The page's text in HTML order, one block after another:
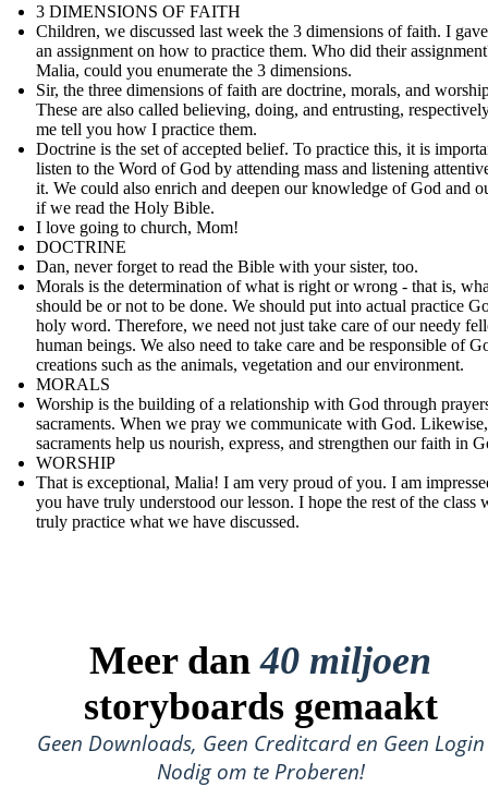
3 DIMENSIONS OF FAITH
Children, we discussed last week the 3 dimensions of faith. I
an assignment on how to practice them. Who did their
Malia, could you enumerate the 3 dimensions.
Sir, the three dimensions of faith are doctrine, morals, and
These are also called believing, doing, and entrusting,
me tell you how I practice them.
Doctrine is the set of accepted belief. To practice this, it is
listen to the Word of God by attending mass and listening
it. We could also enrich and deepen our knowledge of God and
if we read the Holy Bible.
I love going to church, Mom!
DOCTRINE
Dan, never forget to read the Bible with your sister, too.
Morals is the determination of what is right or wrong - that is,
should be or not to be done. We should put into actual practice
holy word. Therefore, we need not just take care of our needy
human beings. We also need to take care and be responsible of
creations such as the animals, vegetation and our environment.
MORALS
Worship is the building of a relationship with God through
sacraments. When we pray we communicate with God.
sacraments help us nourish, express, and strengthen our faith in
WORSHIP
That is exceptional, Malia! I am very proud of you. I am
you have truly understood our lesson. I hope the rest of the class
truly practice what we have discussed.
Meer dan40 miljoen
storyboards gemaakt
Geen Downloads, Geen Creditcard en Geen Login
Nodig om te Proberen!